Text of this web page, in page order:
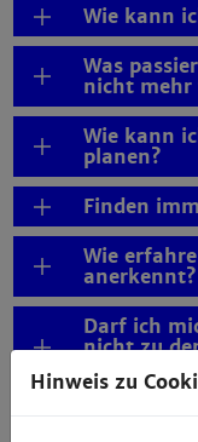
Wie kann
Was
nicht mehr
Wie kann
planen?
Finden
Wie
anerkennt?
Darf ich
nicht zu
gehöre?
Hinweis zu